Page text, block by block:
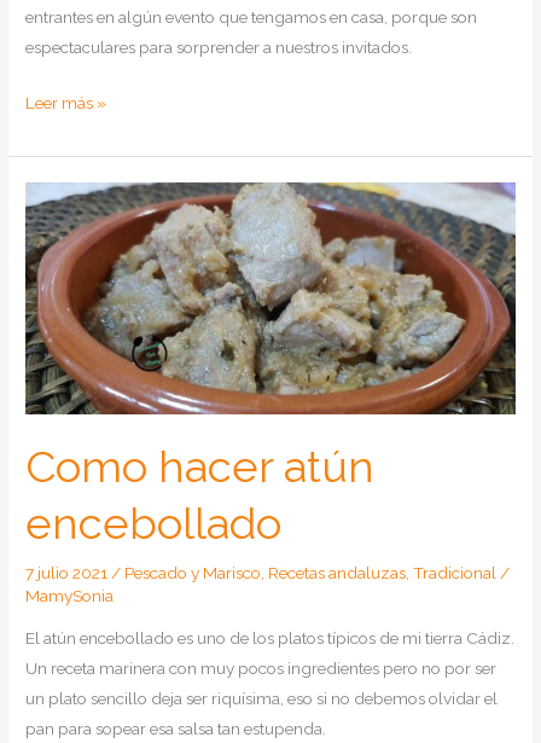
entrantes en algún evento que tengamos en casa, porque son
espectaculares para sorprender a nuestros invitados.
Como
minis
hamburguesas
de
atún
Leer más »
Como hacer atún
encebollado
7 julio 2021 / Pescado y Marisco Recetas andaluzas ,Tradicional /
MamySonia
El atún encebollado es uno de los platos típicos de mi tierra Cádiz.
Un receta marinera con muy pocos ingredientes pero no por ser
un plato sencillo deja ser riquísima, eso si no debemos olvidar el
pan para sopear esa salsa tan estupenda.